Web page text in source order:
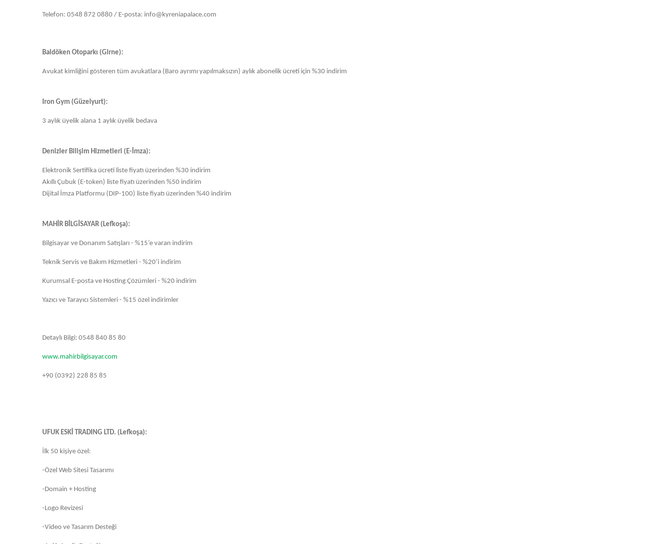
Telefon: 0548 872 0880 / E-posta: info@kyreniapalace.com
Baldöken Otoparkı (Girne):
Avukat kimliğini gösteren tüm avukatlara (Baro ayrımı yapılmaksızın) aylık abonelik ücreti için %30 indirim
Iron Gym (Güzelyurt):
3 aylık üyelik alana 1 aylık üyelik bedava
Denizler Bilişim Hizmetleri (E-İmza):
Elektronik Sertifika ücreti liste fiyatı üzerinden %30 indirim
Akıllı Çubuk (E-token) liste fiyatı üzerinden %50 indirim
Dijital İmza Platformu (DIP-100) liste fiyatı üzerinden %40 indirim
MAHİR BİLGİSAYAR (Lefkoşa):
Bilgisayar ve Donanım Satışları - %15’e varan indirim
Teknik Servis ve Bakım Hizmetleri - %20’i indirim
Kurumsal E-posta ve Hosting Çözümleri - %20 indirim
Yazıcı ve Tarayıcı Sistemleri - %15 özel indirimler
Detaylı Bilgi: 0548 840 85 80
www.mahirbilgisayar.com
+90 (0392) 228 85 85
UFUK ESKİ TRADING LTD. (Lefkoşa):
İlk 50 kişiye özel:
-Özel Web Sitesi Tasarımı
-Domain + Hosting
-Logo Revizesi
-Video ve Tasarım Desteği